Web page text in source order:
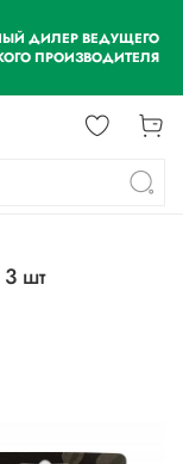
ДИЛЕР ВЕДУЩЕГО
ПРОИЗВОДИТЕЛЯ
шт